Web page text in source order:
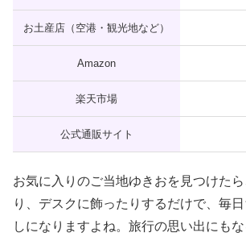
お土産店（空港・観光地など）
Amazon
楽天市場
公式通販サイト
お気に入りのご当地ゆきおを見つけた
り、デスクに飾ったりするだけで、毎
しになりますよね。旅行の思い出にも